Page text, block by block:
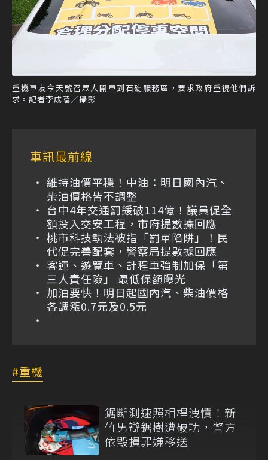
重機車友今天號召眾人開車到石碇服務區，要求政府重視他們訴
求。記者李成蔭／攝影
車訊最前線
維持油價平穩！中油：明日國內汽、
柴油價格皆不調整
台中4年交通罰鍰破114億！議員促全
額投入交安工程，市府提數據回應
桃市科技執法被指「罰單陷阱」！民
代促完善配套，警察局提數據回應
客運、遊覽車、計程車強制加保「第
三人責任險」 最低保額曝光
加油要快！明日起國內汽、柴油價格
各調漲0.7元及0.5元
重機
鋸斷測速照相桿洩憤！新
竹男辯鋸樹遭破功，警方
依毀損罪嫌移送